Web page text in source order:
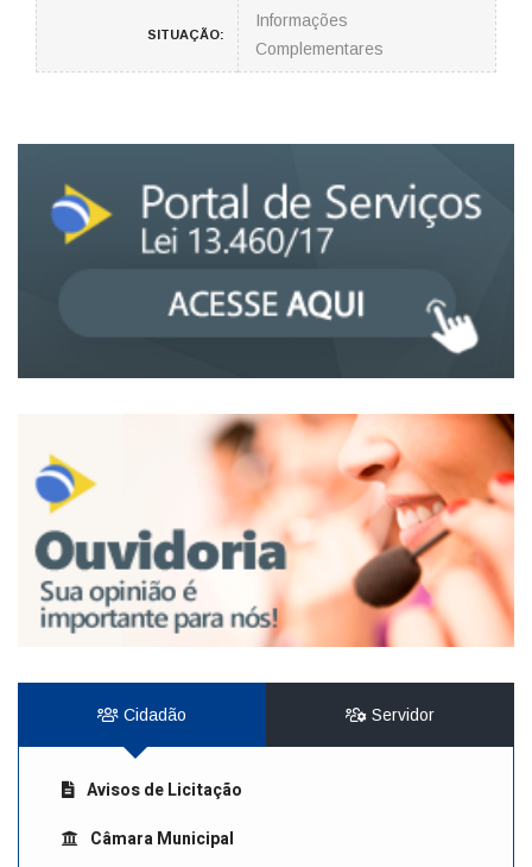
SITUAÇÃO:
Informações
Complementares
Cidadão Servidor
Avisos de Licitação
Câmara Municipal